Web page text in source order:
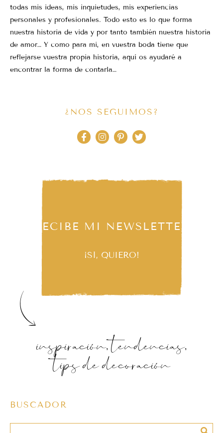
todas mis ideas, mis inquietudes, mis experiencias
personales y profesionales. Todo esto es lo que forma
nuestra historia de vida y por tanto también nuestra historia
de amor… Y como para mi, en vuestra boda tiene que
reflejarse vuestra propia historia, aquí os ayudaré a
encontrar la forma de contarla…
¿NOS SEGUIMOS?
RECIBE MI NEWSLETTER
¡SÍ, QUIERO!
inspiración, tendencias,
tips de decoración
BUSCADOR